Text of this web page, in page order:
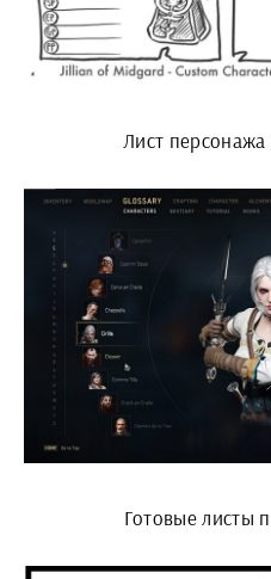
Лист
Готовые листы